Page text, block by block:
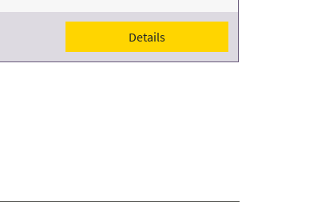
Details